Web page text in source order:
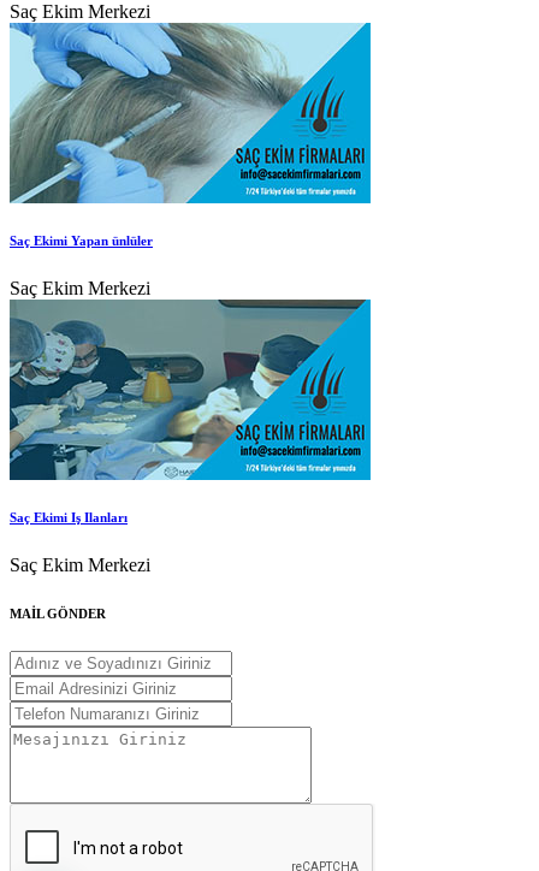
Saç Ekim Merkezi
Saç Ekimi Yapan ünlüler
Saç Ekim Merkezi
Saç Ekimi Iş Ilanları
Saç Ekim Merkezi
MAİL GÖNDER